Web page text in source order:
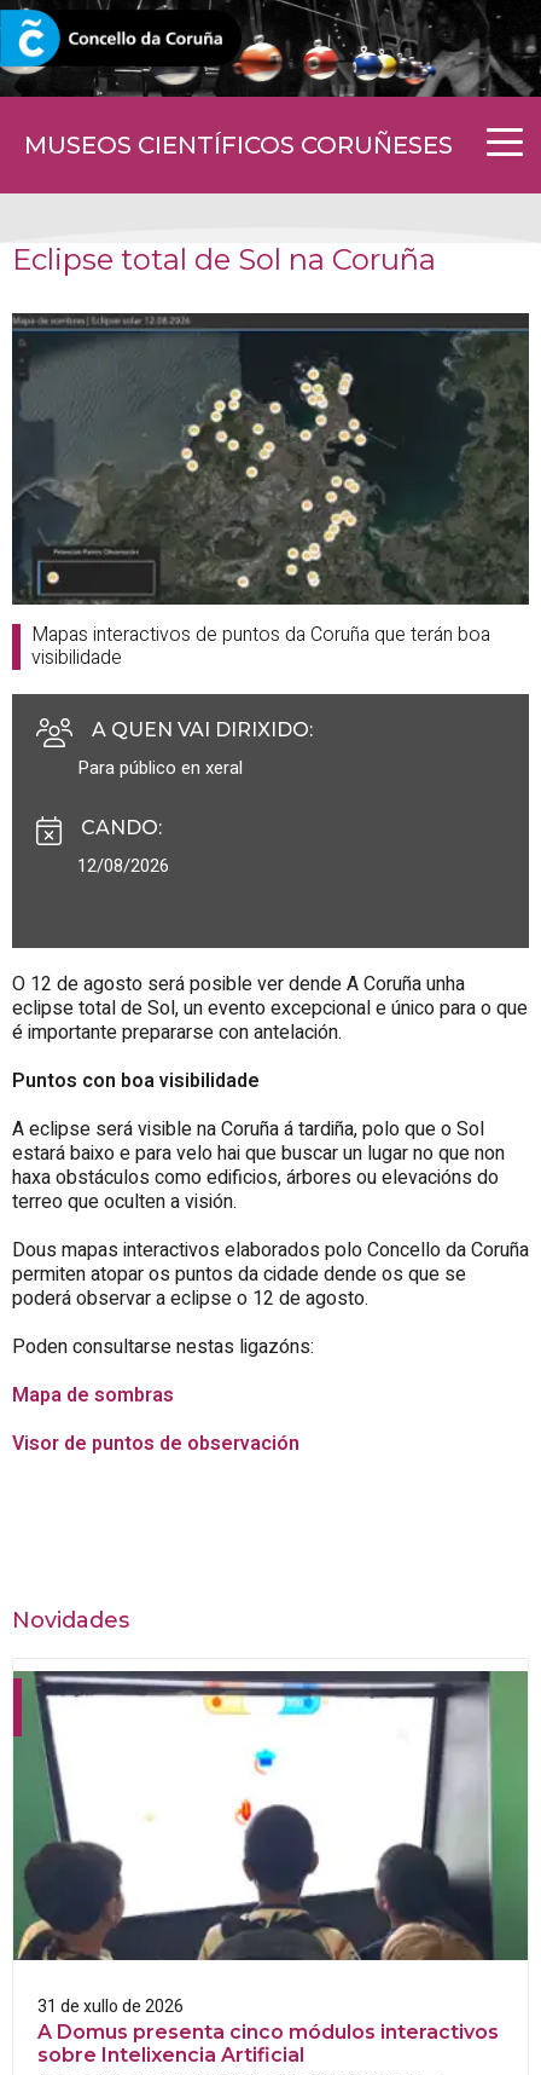
MUSEOS CIENTÍFICOS CORUÑESES
CORUNA.GAL
Eclipse total de Sol na Coruña
Mapas interactivos de puntos da Coruña que terán boa
visibilidade
A QUEN VAI DIRIXIDO:
Para público en xeral
CANDO:
12/08/2026
O 12 de agosto será posible ver dende A Coruña unha
eclipse total de Sol, un evento excepcional e único para o que
é importante prepararse con antelación.
Puntos con boa visibilidade
A eclipse será visible na Coruña á tardiña, polo que o Sol
estará baixo e para velo hai que buscar un lugar no que non
haxa obstáculos como edificios, árbores ou elevacións do
terreo que oculten a visión.
Dous mapas interactivos elaborados poloConcello da Coruña
permiten atopar os puntos da cidade dende os que se
poderá observar a eclipse o 12 de agosto.
Poden consultarse nestas ligazóns:
Mapa de sombras
Visor de puntos de observación
Novidades
31 de xullo de 2026
A Domus presenta cinco módulos interactivos
sobre Intelixencia Artificial